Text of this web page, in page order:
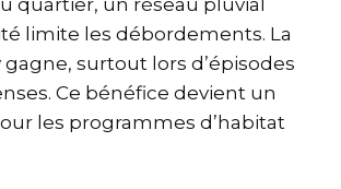
quartier, un réseau pluvial
limite les débordements. La
surtout lors d’épisodes
Ce bénéfice devient un
les programmes d’habitat